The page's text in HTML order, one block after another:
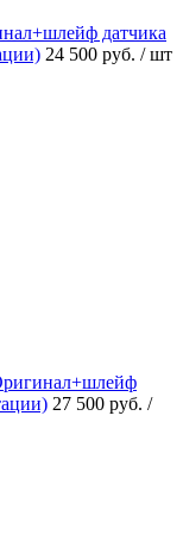
датчика
24 500 руб. / шт
27 500 руб. /